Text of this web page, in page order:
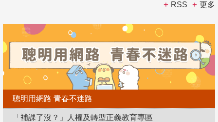
RSS 更多
聰明用網路 青春不迷路
「補課了沒？」人權及轉型正義教育專區